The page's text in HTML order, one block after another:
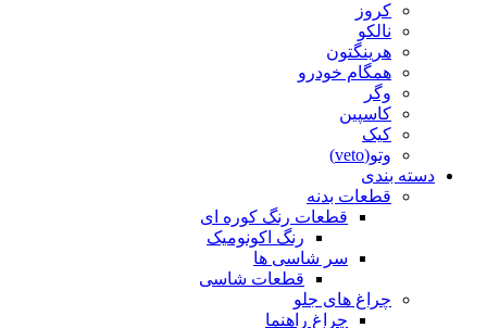
کروز
نالکو
هرینگتون
همگام خودرو
وگر
کاسپین
کیک
وتو(veto)
دسته بندی
قطعات بدنه
قطعات رنگ کوره ای
رنگ اکونومیک
سر شاسی ها
قطعات شاسی
چراغ های جلو
چراغ راهنما